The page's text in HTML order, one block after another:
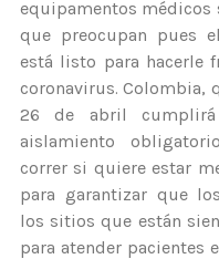
equipamentos médicos
que preocupan pues
está listo para hacerle
coronavirus. Colombia,
26 de abril
aislamiento
correr si quiere estar
para garantizar que
los sitios que están
para atender pacientes